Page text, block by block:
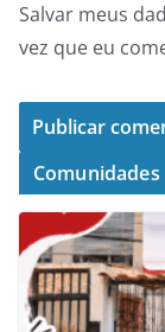
Salvar meus
vez que eu
Comunidades